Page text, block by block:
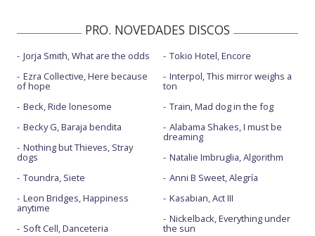
PRO. NOVEDADES DISCOS
Jorja Smith, What are the odds
Ezra Collective, Here because
of hope
Beck, Ride lonesome
Becky G, Baraja bendita
Nothing but Thieves, Stray
dogs
Toundra, Siete
Leon Bridges, Happiness
anytime
Soft Cell, Danceteria
Tokio Hotel, Encore
Interpol, This mirror weighs a
ton
Train, Mad dog in the fog
Alabama Shakes, I must be
dreaming
Natalie Imbruglia, Algorithm
Anni B Sweet, Alegría
Kasabian, Act III
Nickelback, Everything under
the sun